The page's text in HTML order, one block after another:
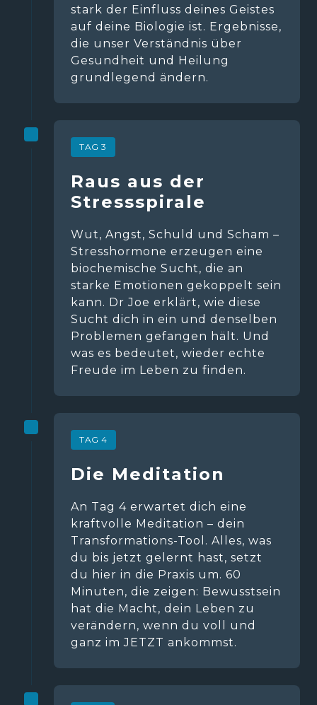
stark der Einfluss deines Geistes
auf deine Biologie ist. Ergebnisse,
die unser Verständnis über
Gesundheit und Heilung
grundlegend ändern.
TAG 3
Raus aus der
Stressspirale
Wut, Angst, Schuld und Scham –
Stresshormone erzeugen eine
biochemische Sucht, die an
starke Emotionen gekoppelt sein
kann. Dr Joe erklärt, wie diese
Sucht dich in ein und denselben
Problemen gefangen hält. Und
was es bedeutet, wieder echte
Freude im Leben zu finden.
TAG 4
Die Meditation
An Tag 4 erwartet dich eine
kraftvolle Meditation – dein
Transformations-Tool. Alles, was
du bis jetzt gelernt hast, setzt
du hier in die Praxis um. 60
Minuten, die zeigen: Bewusstsein
hat die Macht, dein Leben zu
verändern, wenn du voll und
ganz im JETZT ankommst.